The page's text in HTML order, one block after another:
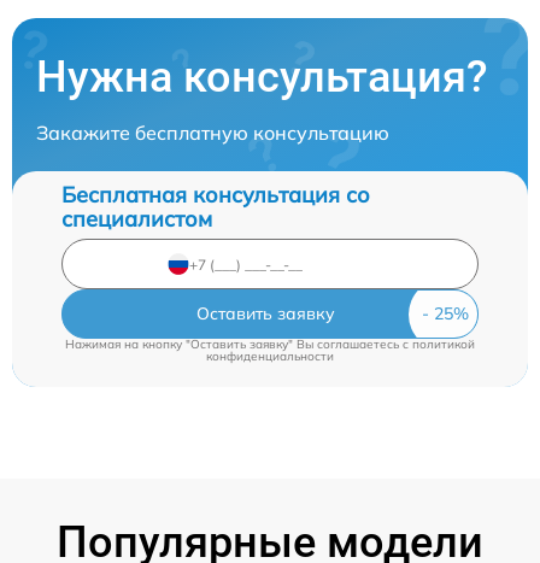
Нужна консультация?
Закажите бесплатную консультацию
Бесплатная консультация со
специалистом
Оставить заявку
Нажимая на кнопку "Оставить заявку" Вы соглашаетесь c политикой
конфиденциальности
Популярные модели